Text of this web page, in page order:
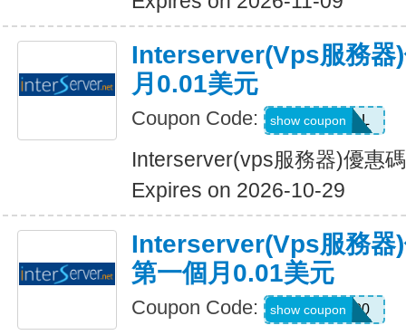
Interserver(vps服務器
月0.01美元
Coupon Code: MYDEAL
show coupon
Interserver(vps服務器)優惠
Expires on 2026-10-29
Interserver(vps服務器
第一個月0.01美元
Coupon Code: SERVER100
show coupon